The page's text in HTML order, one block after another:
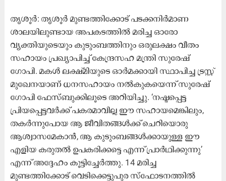
തൃശൂർ: തൃശൂർ മുണ്ടത്തിക്കോട് പടക്കനിർമാണ
ശാലയിലുണ്ടായ അപകടത്തിൽ മരിച്ച ഓരോ
വ്യക്തിയുടെയും കുടുംബത്തിനും ഒരുലക്ഷം വീതം
സഹായം പ്രഖ്യാപിച്ച് കേന്ദ്രസഹ മന്ത്രി സുരേഷ്
ഗോപി. മകൾ ലക്ഷ്മിയുടെ ഓർമക്കായി സ്ഥാപിച്ച ട്രസ്റ്റ്
മുഖേനയാണ് ധനസഹായം നൽകുകയെന്ന് സുരേഷ്
ഗോപി ഫേസ്ബുക്കിലൂടെ അറിയിച്ചു. ‘നഷ്ടപ്പെട്ട
പ്രിയപ്പെട്ടവർക്ക് പകരമാവില്ല ഈ സഹായമെങ്കിലും,
തകർന്നുപോയ ആ ജീവിതങ്ങൾക്ക് ചെറിയൊരു
ആശ്വാസമേകാൻ, ആ കുടുംബങ്ങൾക്കായുള്ള ഈ
എളിയ കരുതൽ ഉപകരിക്കട്ടെ എന്ന് പ്രാർഥിക്കുന്നു’
എന്ന് അദ്ദേഹം കൂട്ടിച്ചേർത്തു. 14 മരിച്ച
മുണ്ടത്തിക്കോട് വെടിക്കെട്ടുപുര സ്‌ഫോടനത്തിൽ